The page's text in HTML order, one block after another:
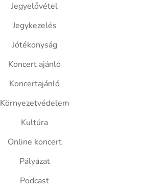
Jegyelővétel
Jegykezelés
Jótékonyság
Koncert ajánló
Koncertajánló
Környezetvédelem
Kultúra
Online koncert
Pályázat
Podcast